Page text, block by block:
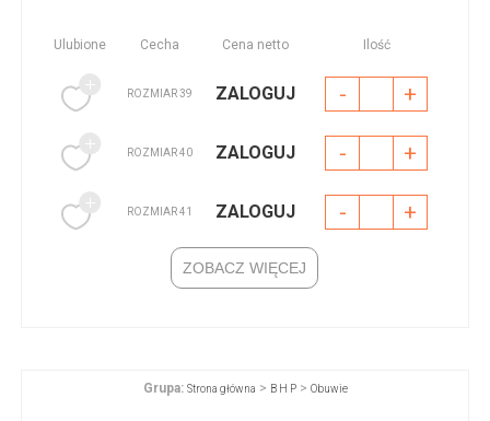
Ulubione Cecha Cena netto Ilość
ROZMIAR 39 ZALOGUJ - +
ROZMIAR 40 ZALOGUJ - +
ROZMIAR 41 ZALOGUJ - +
ZOBACZ WIĘCEJ
Grupa: Strona główna > B H P> Obuwie